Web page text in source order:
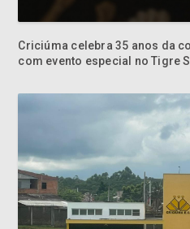
Criciúma celebra 35 anos da
com evento especial no Tigre